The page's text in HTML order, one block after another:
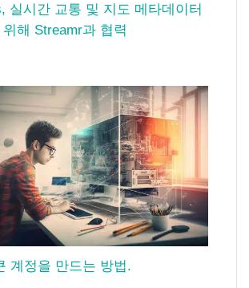
실시간 교통 및 지도 메타데이터
해 Streamr과 협력
계정을 만드는 방법.